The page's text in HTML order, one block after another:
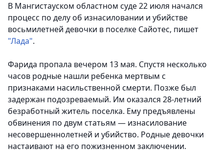
В Мангистауском областном суде 22 июля начался
процесс по делу об изнасиловании и убийстве
восьмилетней девочки в поселке Сайотес, пишет
"Лада".
Фарида пропала вечером 13 мая. Спустя несколько
часов родные нашли ребенка мертвым с
признаками насильственной смерти. Позже был
задержан подозреваемый. Им оказался 28-летний
безработный житель поселка. Ему предъявлены
обвинения по двум статьям — изнасилование
несовершеннолетней и убийство. Родные девочки
настаивают на его пожизненном заключении.